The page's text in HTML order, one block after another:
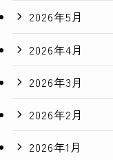
2026年5月
2026年4月
2026年3月
2026年2月
2026年1月